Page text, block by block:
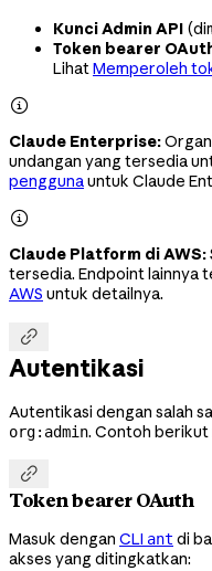
Kunci Admin API
Token bearer
LihatMemperoleh

Claude Enterprise:
undangan yang tersedia
penggunauntuk Claude

Claude Platform di AWS:
tersedia. Endpoint lainnya
AWS untuk detailnya.

Autentikasi
Autentikasi dengan salah
org:admin. Contoh berikut

Token bearer OAuth
Masuk dengan CLI ant di
akses yang ditingkatkan: